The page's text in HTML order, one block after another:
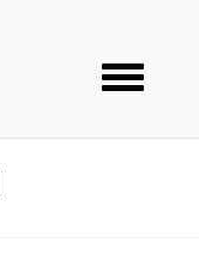
Toggle
navigation